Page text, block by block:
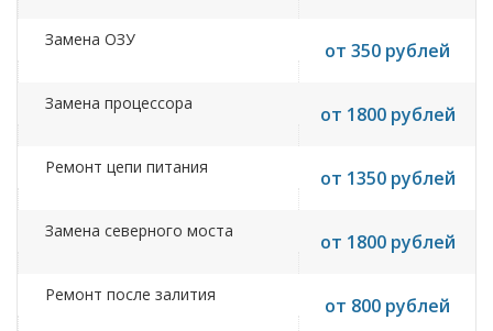
Замена ОЗУ от 350 рублей
Замена процессора от 1800 рублей
Ремонт цепи питания от 1350 рублей
Замена северного моста от 1800 рублей
Ремонт после залития от 800 рублей